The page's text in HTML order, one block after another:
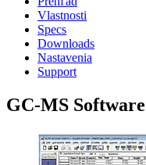
Vlastnosti
Specs
Downloads
Nastavenia
Support
GC-MS Software